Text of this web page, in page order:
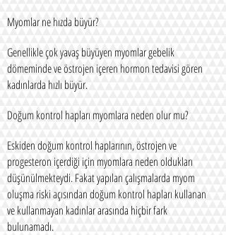
Myomlar ne hızda büyür?
Genellikle çok yavaş büyüyen myomlar gebelik
dömeminde ve östrojen içeren hormon tedavisi gören
kadınlarda hızlı büyür.
Doğum kontrol hapları myomlara neden olur mu?
Eskiden doğum kontrol haplarının, östrojen ve
progesteron içerdiği için myomlara neden oldukları
düşünülmekteydi. Fakat yapılan çalışmalarda myom
oluşma riski açısından doğum kontrol hapları kullanan
ve kullanmayan kadınlar arasında hiçbir fark
bulunamadı.